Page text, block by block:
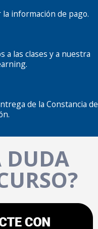
información de pago.
a las clases y a nuestra
de la Constancia de
DUDA